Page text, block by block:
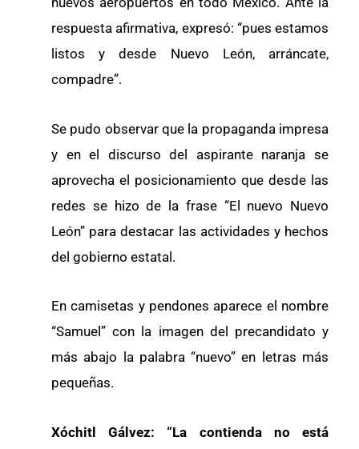
respuesta afirmativa, expresó: “pues estamos
listos y desde Nuevo León, arráncate,
compadre”.
Se pudo observar que la propaganda impresa
y en el discurso del aspirante naranja se
aprovecha el posicionamiento que desde las
redes se hizo de la frase “El nuevo Nuevo
León” para destacar las actividades y hechos
del gobierno estatal.
En camisetas y pendones aparece el nombre
“Samuel” con la imagen del precandidato y
más abajo la palabra “nuevo” en letras más
pequeñas.
Xóchitl Gálvez: “La contienda no está